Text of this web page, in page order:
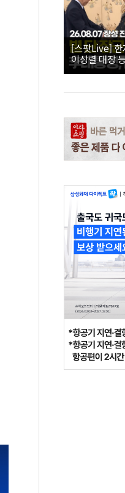
[스팟Live] 한
이상렬 대장
직접 수여｜